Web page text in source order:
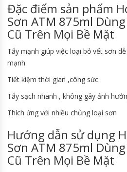
Đặc điểm sản phẩm
Sơn ATM 875ml
Cũ Trên Mọi Bề Mặt
Tẩy mạnh giúp việc loại bỏ vết sơn
mạnh
Tiết kiệm thời gian ,công sức
Tẩy sạch nhanh , không gây ảnh
Thích ứng với nhiều chủng loại sơn
Hướng dẫn sử dụng
Sơn ATM 875ml
Cũ Trên Mọi Bề Mặt